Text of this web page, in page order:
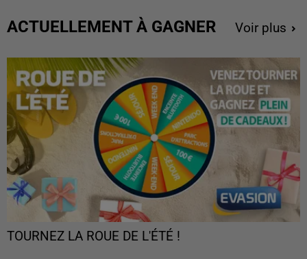
ACTUELLEMENT À GAGNER Voir plus
TOURNEZ LA ROUE DE L'ÉTÉ !